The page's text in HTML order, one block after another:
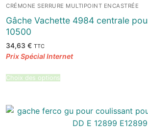
CRÉMONE SERRURE MULTIPOINT ENCASTRÉE
Gâche Vachette 4984 centrale
10500
34,63 € TTC
Choix des options